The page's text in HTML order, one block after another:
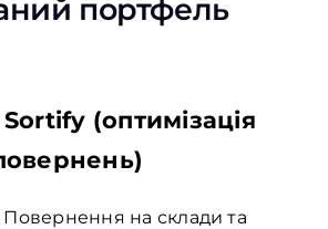
портфель
(оптимізація
Повернення на склади та